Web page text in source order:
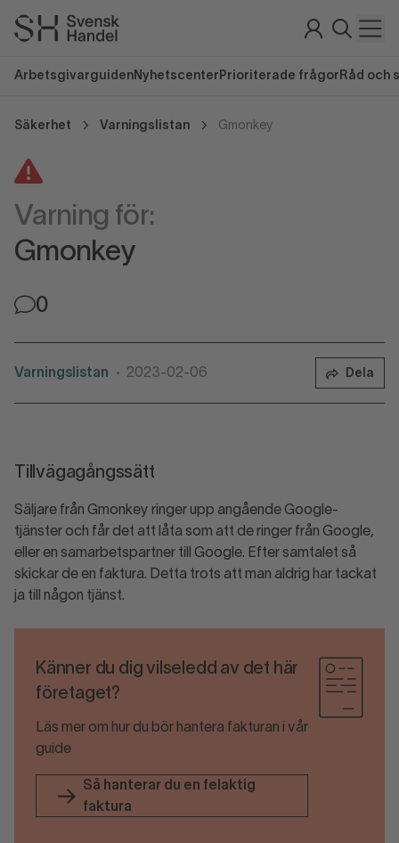
Arbetsgivarguiden Nyhetscenter Prioriterade frågor Råd och
Säkerhet Varningslistan Gmonkey
Varning för:
Gmonkey
0
Varningslistan • 2023-02-06 Dela
Tillvägagångssätt
Säljare från Gmonkey ringer upp angående Google-
tjänster och får det att låta som att de ringer från Google,
eller en samarbetspartner till Google. Efter samtalet så
skickar de en faktura. Detta trots att man aldrig har tackat
ja till någon tjänst.
Känner du dig vilseledd av det här
företaget?
Läs mer om hur du bör hantera fakturan i vår
guide
Så hanterar du en felaktig
faktura